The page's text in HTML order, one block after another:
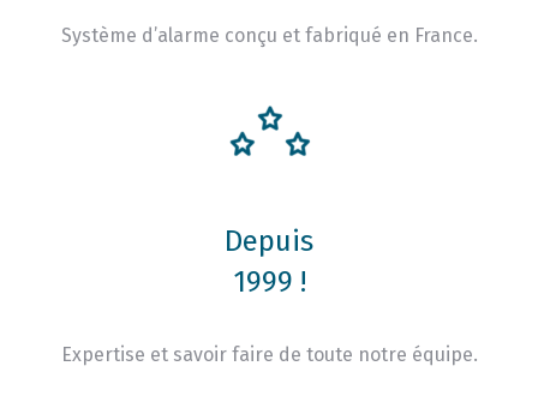
Système d’alarme conçu et fabriqué en France.
Depuis
1999 !
Expertise et savoir faire de toute notre équipe.